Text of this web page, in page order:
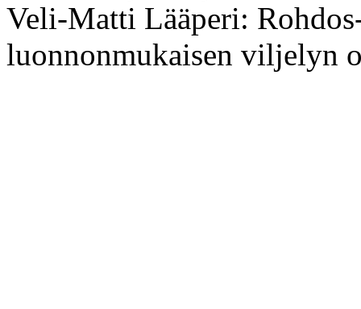
Veli-Matti Lääperi:
luonnonmukaisen viljelyn